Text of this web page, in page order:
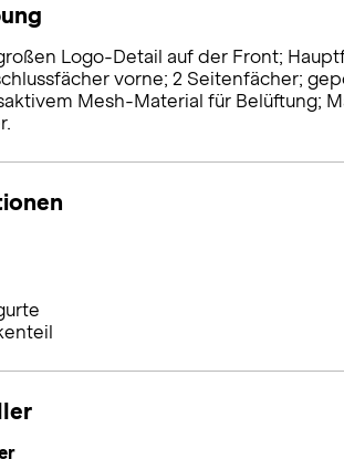
Logo-Detail auf der Front;
vorne; 2 Seitenfächer;
Mesh-Material für Belüftung;